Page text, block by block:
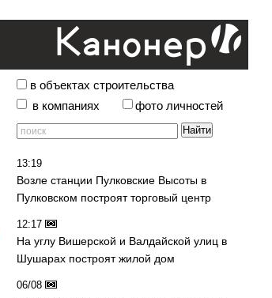
в объектах строительства
в компаниях
фото личностей
13:19
Возле станции Пулковские Высоты в
Пулковском построят торговый центр
12:17
На углу Вишерской и Валдайской улиц в
Шушарах построят жилой дом
06/08